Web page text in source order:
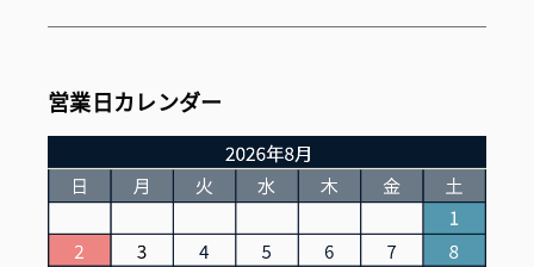
営業日カレンダー